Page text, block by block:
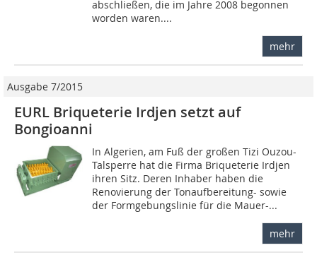
abschließen, die im Jahre 2008 begonnen
worden waren....
mehr
Ausgabe 7/2015
EURL Briqueterie Irdjen setzt auf
Bongioanni
In Algerien, am Fuß der großen Tizi Ouzou-
Talsperre hat die Firma Briqueterie Irdjen
ihren Sitz. Deren Inhaber haben die
Renovierung der Tonaufbereitung- sowie
der Formgebungslinie für die Mauer-...
mehr